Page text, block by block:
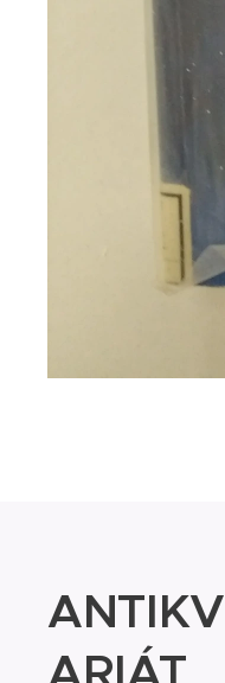
ANTIKV
ARIÁT